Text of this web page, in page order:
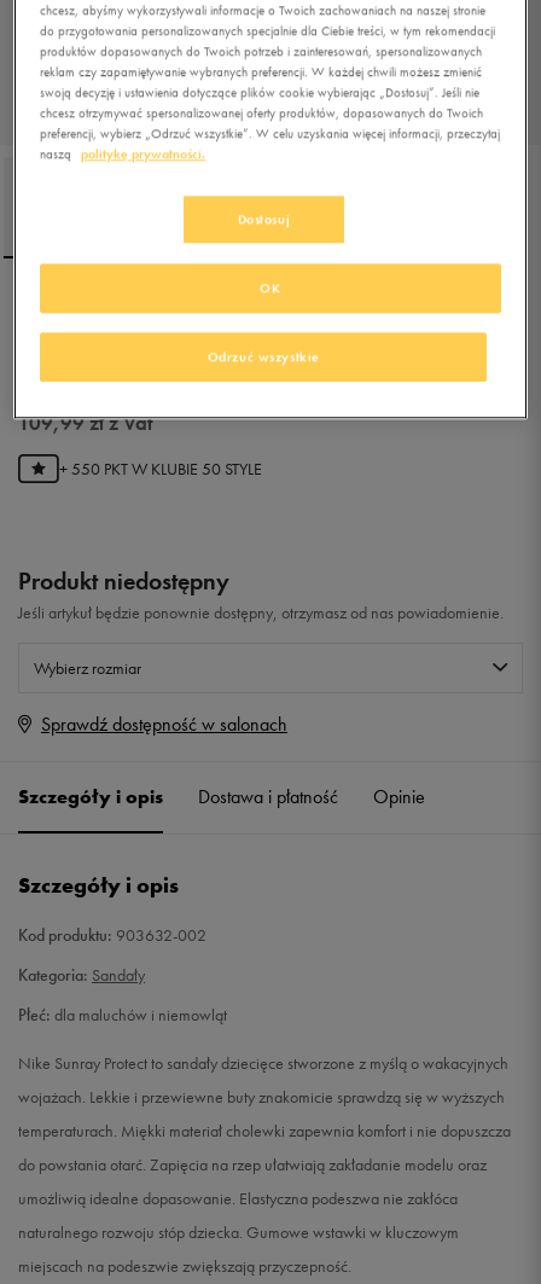
NIKE SUNRAY PROTECT
(TD)
109,99złz Vat
+ 550 PKT W KLUBIE 50 STYLE
Produkt niedostępny
Jeśli artykuł będzie ponownie dostępny, otrzymasz od nas powiadomienie.
Wybierz rozmiar
Rozmiary EU
25 14 cm
27 16 cm Powiadom o dostępności
Sprawdź dostępność w salonach
Szczegóły i opis Dostawa i płatność Opinie
Szczegóły i opis
Kod produktu: 903632-002
Kategoria: Sandały
Płeć: dla maluchów i niemowląt
Nike Sunray Protect to sandały dziecięce stworzone z myślą o wakacyjnych
wojażach. Lekkie i przewiewne buty znakomicie sprawdzą się w wyższych
temperaturach. Miękki materiał cholewki zapewnia komfort i nie dopuszcza
do powstania otarć. Zapięcia na rzep ułatwiają zakładanie modelu oraz
umożliwią idealne dopasowanie. Elastyczna podeszwa nie zakłóca
naturalnego rozwoju stóp dziecka. Gumowe wstawki w kluczowym
miejscach na podeszwie zwiększają przyczepność.
chcesz, abyśmy wykorzystywali informacje o Twoich zachowaniach na naszej stronie
do przygotowania personalizowanych specjalnie dla Ciebie treści, w tym rekomendacji
produktów dopasowanych do Twoich potrzeb i zainteresowań, spersonalizowanych
reklam czy zapamiętywanie wybranych preferencji. W każdej chwili możesz zmienić
swoją decyzję i ustawienia dotyczące plików cookie wybierając „Dostosuj”. Jeśli nie
chcesz otrzymywać spersonalizowanej oferty produktów, dopasowanych do Twoich
preferencji, wybierz „Odrzuć wszystkie”. W celu uzyskania więcej informacji, przeczytaj
naszą
politykę prywatności.
Dostosuj
Odrzuć wszystkie
OK